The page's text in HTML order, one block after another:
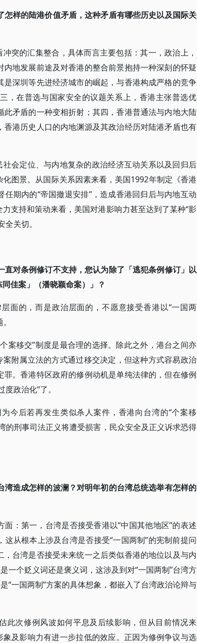
样的陆港价值矛盾，这种矛盾有哪些历史以及国际关
突的汇集整合，具体而言主要包括：其一，政治上，
地发展前途及对香港的整合前景抱持一种深刻的怀疑
深圳等先进经济城市的崛起，与香港构成严格的竞争
，在普选与国家安全的议题关系上，香港主张普选优
矛盾的一种变相折射；其四，香港普通法与内地大陆
港历史人口的内地渊源及其政治经历对陆港矛盾也有
会定位、与内地复杂的政治经济互动关系以及回归后
图景。从国际关系因素来看，美国1992年制定《香港
期内的“帝国撤退安排”，造成香港回归后与内地互动
支持和策动来看，美国对港影响力甚至达到了某种“影
关切。
对条例修订不支持，您认为除了「逃犯条例修订」以
佳案」（潘晓颖命案）」？
面的，而是政治层面的，不愿意接受香港以“一国两
。
案移交”制度是最合理的选择。除此之外，港台之间亦
附属立法的方式通过移交决定，但这种方式容易政治
。香港特区政府的修例动机是单纯法律的，但在修例
政治化”了。
今后若再发生类似杀人案件，香港向台湾的“个案移
的刑事司法正义将遭受损害，民众安全及正义诉求恐得
造成怎样的波澜？对明年初的台湾总统选举有怎样的
：第一，台湾是否接受香港以“中国其他地区”的表述
从根本上涉及台湾是否接受“一国两制”的宪制前提问
台湾是否接受未来统一之后类似香港的地位以及与内
一个贬义词还是褒义词，这涉及到对“一国两制”台湾方
“一国两制”方案的具体想象，都嵌入了台湾政治论辩与
此次修例风波如何平息及后续影响，但从目前情况来
及影响力有进一步拉低的效应。正因为修例争议与选